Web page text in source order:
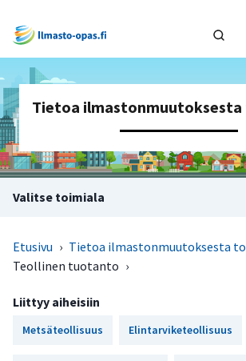
Tietoa
Valitse toimiala
Etusivu › Tietoa ilmastonmuutoksesta
Teollinen tuotanto ›
Liittyy aiheisiin
Metsäteollisuus Elintarviketeollisuus